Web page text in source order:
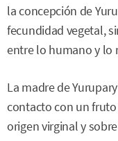
la concepción de
fecundidad vegetal,
entre lo humano y lo
La madre de
contacto con un
origen virginal y